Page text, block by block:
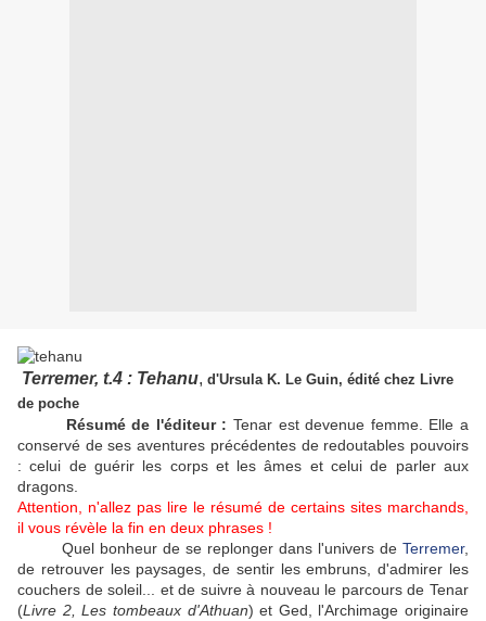
Terremer, t.4 : Tehanu, d'Ursula K. Le Guin, édité chez Livre
de poche
Résumé de l'éditeur :Tenar est devenue femme. Elle a
conservé de ses aventures précédentes de redoutables pouvoirs
: celui de guérir les corps et les âmes et celui de parler aux
dragons.
Attention, n'allez pas lire le résumé de certains sites marchands,
il vous révèle la fin en deux phrases !
Quel bonheur de se replonger dans l'univers de Terremer,
de retrouver les paysages, de sentir les embruns, d'admirer les
couchers de soleil... et de suivre à nouveau le parcours de Tenar
(Livre 2, Les tombeaux d'Athuan) et Ged, l'Archimage originaire